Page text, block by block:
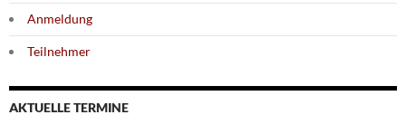
Anmeldung
Teilnehmer
AKTUELLE TERMINE